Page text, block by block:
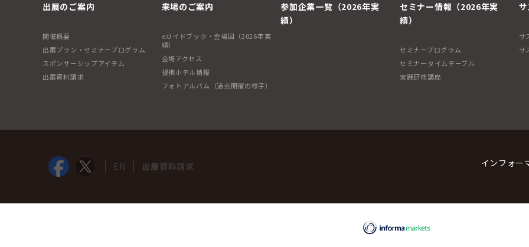
出展のご案内
開催概要
出展プラン・セミナープログラム
スポンサーシップアイテム
出展資料請求
来場のご案内
eガイドブック・会場図（2026年実
績）
会場アクセス
提携ホテル情報
フォトアルバム（過去開催の様子）
参加企業一覧（2026年実
績）
セミナー情報（2026年実
績）
セミナープログラム
セミナータイムテーブル
実践研修講座
サ
サ
EN 出展資料請求 インフォー